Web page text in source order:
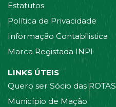
Estatutos
Política de Privacidade
Informação Contabilistica
Marca Registada INPI
LINKS ÚTEIS
Quero ser Sócio das ROTAS
Município de Mação